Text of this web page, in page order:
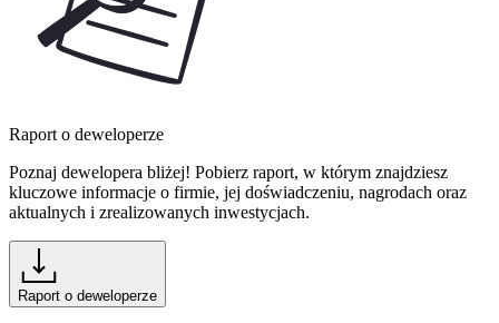
Raport o deweloperze
Poznaj dewelopera bliżej! Pobierz raport, w którym znajdziesz
kluczowe informacje o firmie, jej doświadczeniu, nagrodach oraz
aktualnych i zrealizowanych inwestycjach.
Raport o deweloperze